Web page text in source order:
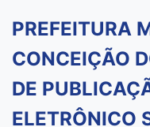
PREFEITURA
CONCEIÇÃO
DE